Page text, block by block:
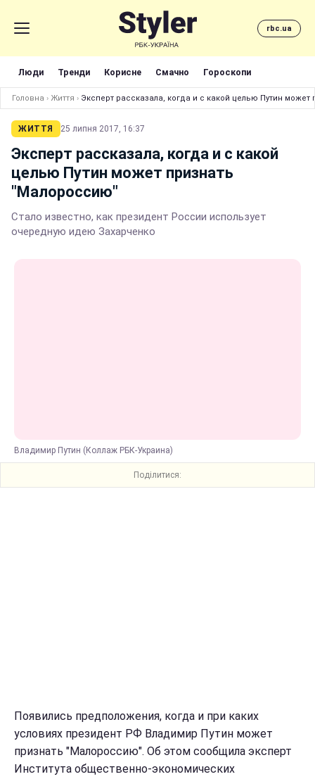
rbc.ua
Люди Тренди Корисне Смачно Гороскопи
Головна › Життя › Эксперт рассказала, когда и с какой целью Путин
ЖИТТЯ 25 липня 2017, 16:37
Эксперт рассказала, когда и с какой
целью Путин может признать
"Малороссию"
Стало известно, как президент России использует
очередную идею Захарченко
Владимир Путин (Коллаж РБК-Украина)
Поділитися:
Появились предположения, когда и при каких
условиях президент РФ Владимир Путин может
признать "Малороссию". Об этом сообщила эксперт
Института общественно-экономических